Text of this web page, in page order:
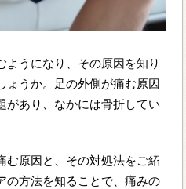
ようになり、その原因を知り
ょうか。足の外側が痛む原因
があり、なかには骨折してい
む原因と、その対処法をご紹
の方法を知ることで、痛みの